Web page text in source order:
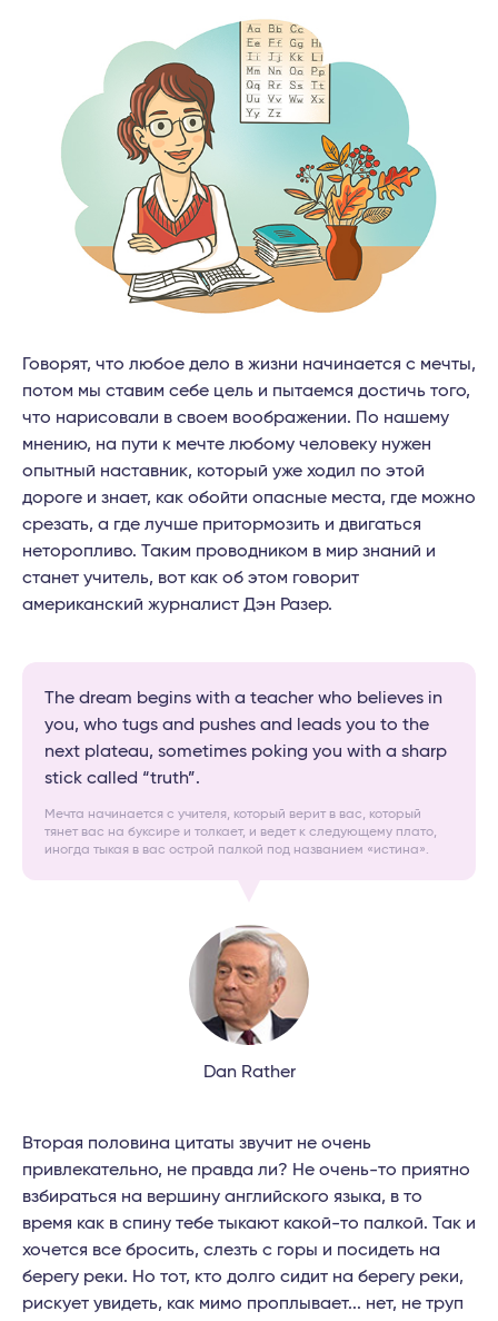
Говорят, что любое дело в жизни начинается с мечты,
потом мы ставим себе цель и пытаемся достичь того,
что нарисовали в своем воображении. По нашему
мнению, на пути к мечте любому человеку нужен
опытный наставник, который уже ходил по этой
дороге и знает, как обойти опасные места, где можно
срезать, а где лучше притормозить и двигаться
неторопливо. Таким проводником в мир знаний и
станет учитель, вот как об этом говорит
американский журналист Дэн Разер.
The dream begins with a teacher who believes in
you, who tugs and pushes and leads you to the
next plateau, sometimes poking you with a sharp
stick called “truth”.
Мечта начинается с учителя, который верит в вас, который
тянет вас на буксире и толкает, и ведет к следующему плато,
иногда тыкая в вас острой палкой под названием «истина».
Dan Rather
Вторая половина цитаты звучит не очень
привлекательно, не правда ли? Не очень-то приятно
взбираться на вершину английского языка, в то
время как в спину тебе тыкают какой-то палкой. Так и
хочется все бросить, слезть с горы и посидеть на
берегу реки. Но тот, кто долго сидит на берегу реки,
рискует увидеть, как мимо проплывает... нет, не труп